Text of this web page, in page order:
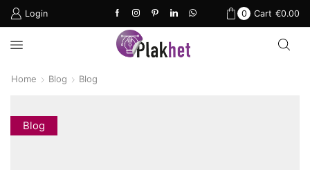
Login 0 Cart €0.00
Home Blog Blog
Blog